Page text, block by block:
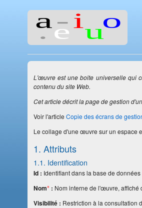
L'œuvre est une boite universelle qui
contenu du site Web.
Cet article décrit la page de gestion
Voir l'articleCopie des écrans de
Le collage d'une œuvre sur un espace
1. Attributs
1.1. Identification
Id : Identifiant dans la base de
Nom° : Nom interne de l'œuvre, affiché
Visibilité : Restriction à la consultation